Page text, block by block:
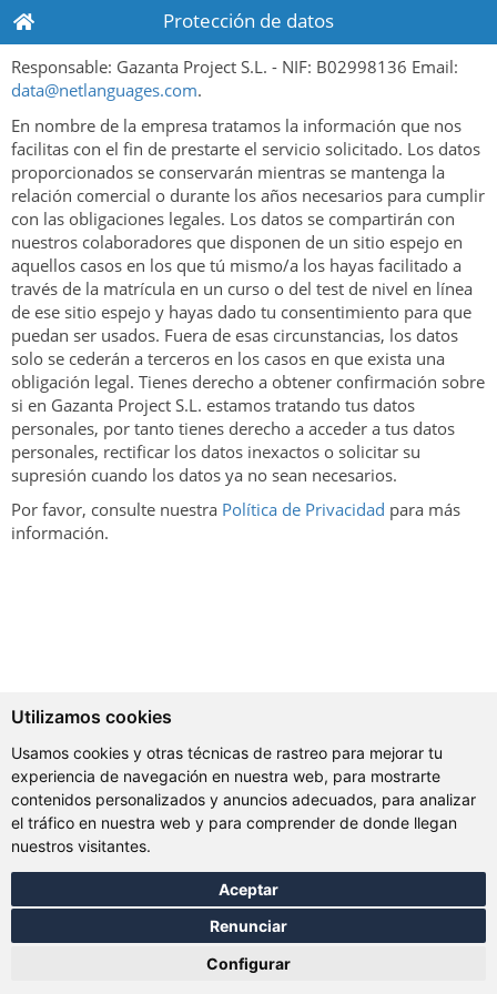
Utilizamos cookies
Usamos cookies y otras técnicas de rastreo para mejorar tu
experiencia de navegación en nuestra web, para mostrarte
contenidos personalizados y anuncios adecuados, para analizar
el tráfico en nuestra web y para comprender de donde llegan
nuestros visitantes.
Aceptar
Renunciar
Configurar
Protección de datos
Responsable: Gazanta Project S.L. - NIF: B02998136 Email:
data@netlanguages.com.
En nombre de la empresa tratamos la información que nos
facilitas con el fin de prestarte el servicio solicitado. Los datos
proporcionados se conservarán mientras se mantenga la
relación comercial o durante los años necesarios para cumplir
con las obligaciones legales. Los datos se compartirán con
nuestros colaboradores que disponen de un sitio espejo en
aquellos casos en los que tú mismo/a los hayas facilitado a
través de la matrícula en un curso o del test de nivel en línea
de ese sitio espejo y hayas dado tu consentimiento para que
puedan ser usados. Fuera de esas circunstancias, los datos
solo se cederán a terceros en los casos en que exista una
obligación legal. Tienes derecho a obtener confirmación sobre
si en Gazanta Project S.L. estamos tratando tus datos
personales, por tanto tienes derecho a acceder a tus datos
personales, rectificar los datos inexactos o solicitar su
supresión cuando los datos ya no sean necesarios.
Por favor, consulte nuestra Política de Privacidad para más
información.